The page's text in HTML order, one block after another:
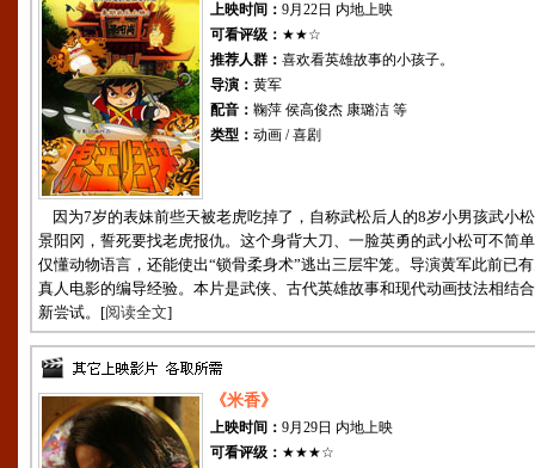
上映时间： 9月22日 内地上映
可看评级： ★★☆
推荐人群： 喜欢看英雄故事的小孩子。
导演： 黄军
配音： 鞠萍 侯高俊杰 康璐洁 等
类型： 动画 / 喜剧
因为7岁的表妹前些天被老虎吃掉了，自称武松后人的8岁小男孩武小
景阳冈，誓死要找老虎报仇。这个身背大刀、一脸英勇的武小松可不简
仅懂动物语言，还能使出“锁骨柔身术”逃出三层牢笼。导演黄军此前已
真人电影的编导经验。本片是武侠、古代英雄故事和现代动画技法相结
新尝试。[阅读全文]
《米香》
上映时间： 9月29日 内地上映
可看评级： ★★★☆